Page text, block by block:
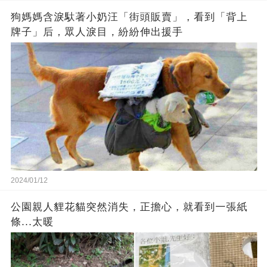
狗媽媽含淚馱著小奶汪「街頭販賣」，看到「背上
牌子」后，眾人淚目，紛紛伸出援手
2024/01/12
公園親人貍花貓突然消失，正擔心，就看到一張紙
條...太暖